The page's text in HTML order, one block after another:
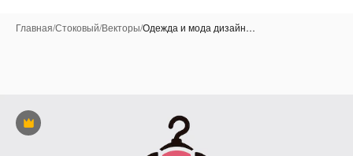
Главная/Стоковый/Векторы/Одежда и мода дизайн…
Премиум